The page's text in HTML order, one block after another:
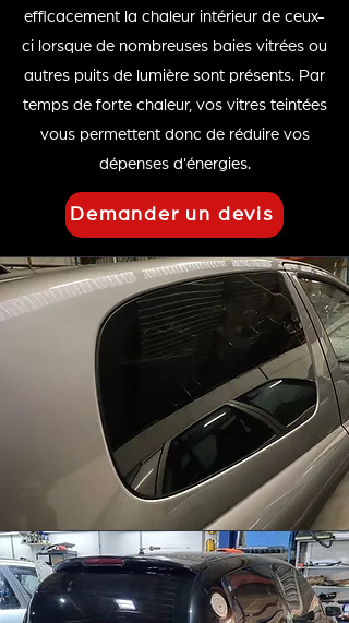
efficacement la chaleur intérieur de ceux-
ci lorsque de nombreuses baies vitrées ou
autres puits de lumière sont présents. Par
temps de forte chaleur, vos vitres teintées
vous permettent donc de réduire vos
dépenses d'énergies.
Demander un devis